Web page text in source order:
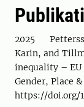
2025
Karin, and
inequality – EU
Gender, Place
https://doi.org/